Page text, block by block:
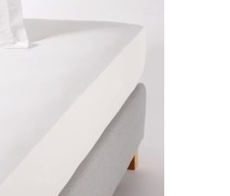
da
47,50 €